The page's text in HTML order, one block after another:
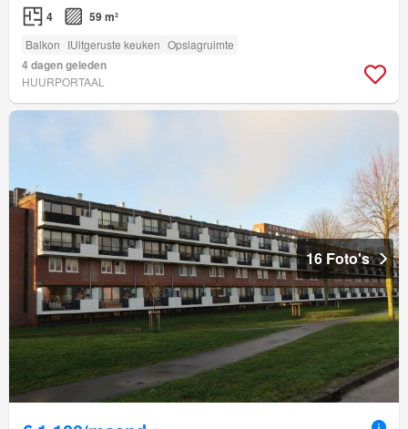
4 59 m²
Balkon IUitgeruste keuken Opslagruimte
4 dagen geleden
HUURPORTAAL
16 Foto's